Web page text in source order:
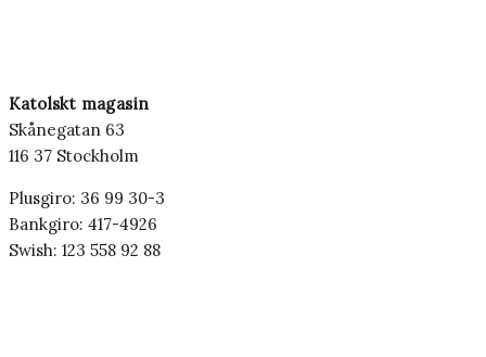
Katolskt magasin
Skånegatan 63
116 37 Stockholm
Plusgiro: 36 99 30-3
Bankgiro: 417-4926
Swish: 123 558 92 88